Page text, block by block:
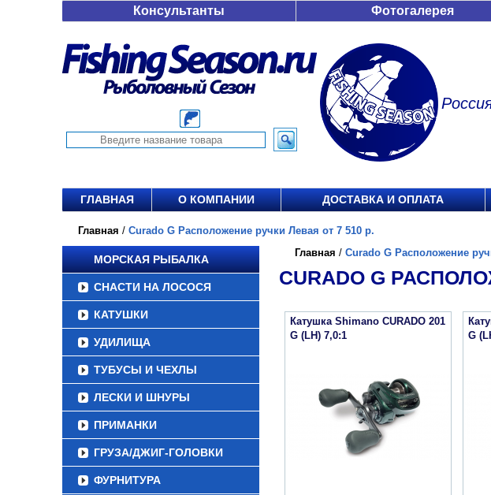
Консультанты Фотогалерея
ГЛАВНАЯ О КОМПАНИИ ДОСТАВКА И ОПЛАТА
Главная / Curado G Расположение ручки Левая от 7 510 р.
МОРСКАЯ РЫБАЛКА
СНАСТИ НА ЛОСОСЯ
КАТУШКИ
УДИЛИЩА
ТУБУСЫ И ЧЕХЛЫ
ЛЕСКИ И ШНУРЫ
ПРИМАНКИ
ГРУЗА/ДЖИГ-ГОЛОВКИ
ФУРНИТУРА
Главная / Curado G Расположение
CURADO G
Катушка Shimano CURADO 201
G (LH) 7,0:1
G